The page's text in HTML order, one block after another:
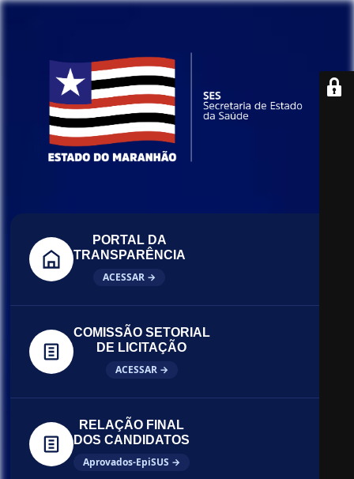
PORTAL DA
TRANSPARÊNCIA
ACESSAR →
COMISSÃO SETORIAL
DE LICITAÇÃO
ACESSAR →
RELAÇÃO FINAL
DOS CANDIDATOS
Aprovados-EpiSUS →